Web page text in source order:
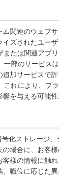
関連のウェブ
ズされたユー
たは関連アプ
部のサービス
加サービスで
れにより、プ
を与える可能性
化ストレージ
場合に、お客
様の情報に触
職位に応じた